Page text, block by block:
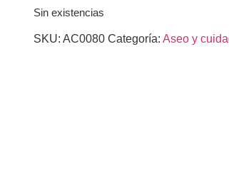
Sin existencias
SKU: AC0080 Categoría: Aseo y